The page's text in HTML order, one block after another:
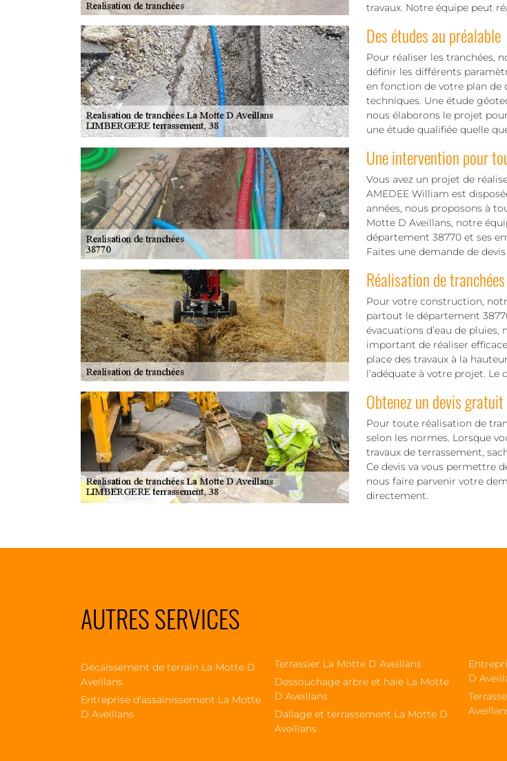
travaux. Notre équipe peut
Des études au préalable
Pour réaliser les tranchées,
définir les différents
en fonction de votre plan de
techniques. Une étude
nous élaborons le projet
une étude qualifiée quelle
Une intervention pour
Vous avez un projet de
AMEDEE William est
années, nous proposons à
Motte D Aveillans, notre
département 38770 et ses
Faites une demande de
Réalisation de
Pour votre construction,
partout le département
évacuations d’eau de
important de réaliser
place des travaux à la
l’adéquate à votre projet. Le
Obtenez un devis
Pour toute réalisation de
selon les normes. Lorsque
travaux de terrassement,
Ce devis va vous permettre
nous faire parvenir votre
directement.
AUTRES SERVICES
Décaissement de terrain La Motte D
Aveillans
Entreprise d'assainissement La Motte
D Aveillans
Terrassier La Motte D Aveillans
Dessouchage arbre et haie La Motte
D Aveillans
Dallage et terrassement La Motte D
Aveillans
D